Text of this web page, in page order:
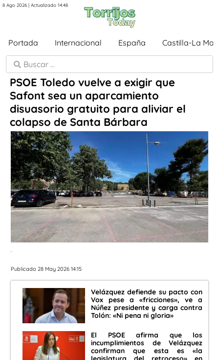
8 Ago 2026 | Actualizado 14:48
Portada Internacional España Castilla-La
PSOE Toledo vuelve a exigir que
Safont sea un aparcamiento
disuasorio gratuito para aliviar el
colapso de Santa Bárbara
.
Publicado 28 May 2026 14:15
Velázquez defiende su pacto con
Vox pese a «fricciones», ve a
Núñez presidente y carga contra
Tolón: «Ni pena ni gloria»
El PSOE afirma que los
incumplimientos de Velázquez
confirman que esta es «la